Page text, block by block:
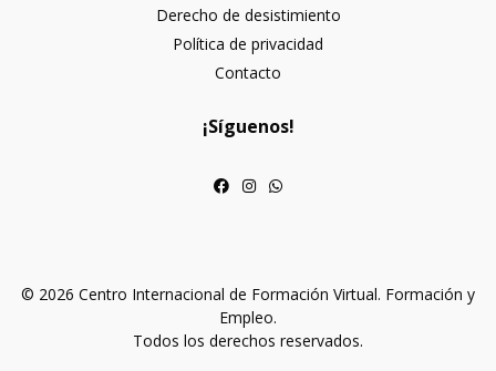
Derecho de desistimiento
Política de privacidad
Contacto
¡Síguenos!
© 2026 Centro Internacional de Formación Virtual. Formación y
Empleo.
Todos los derechos reservados.